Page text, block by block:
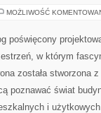
MOŻLIWOŚĆ
poświęcony
w którym
została stworzona
poznawać świat
i